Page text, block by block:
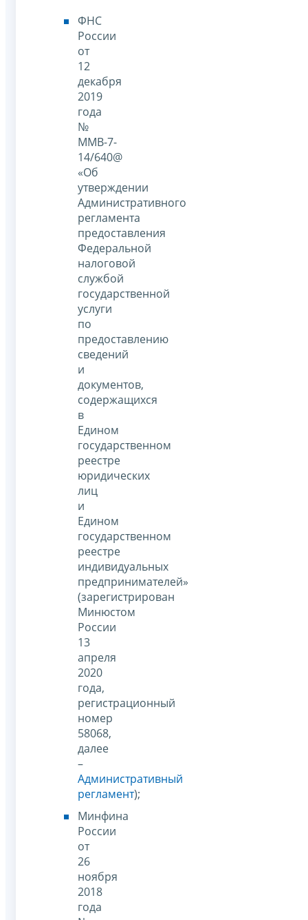
ФНС
России
от
12
декабря
2019
года
№
ММВ-7-
14/640@
«Об
утверждении
Административного
регламента
предоставления
Федеральной
налоговой
службой
государственной
услуги
по
предоставлению
сведений
и
документов,
содержащихся
в
Едином
государственном
реестре
юридических
лиц
и
Едином
государственном
реестре
индивидуальных
предпринимателей»
(зарегистрирован
Минюстом
России
13
апреля
2020
года,
регистрационный
номер
58068,
далее
–
Административный
регламент);
Минфина
России
от
26
ноября
2018
года